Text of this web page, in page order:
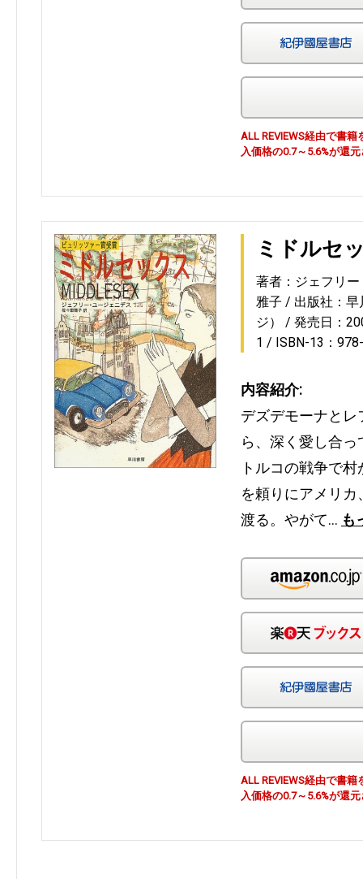
ALL REVIEWS経由で書
入価格の0.7～5.6%が還
ミドルセ
著者：ジェフリ
雅子
出版社：早
ジ）
発売日：
1
ISBN-13：
内容紹介:
デズデモーナと
ら、深く愛し合
トルコの戦争で
を頼りにアメリ
渡る。やがて… も
ALL REVIEWS経由で書
入価格の0.7～5.6%が還